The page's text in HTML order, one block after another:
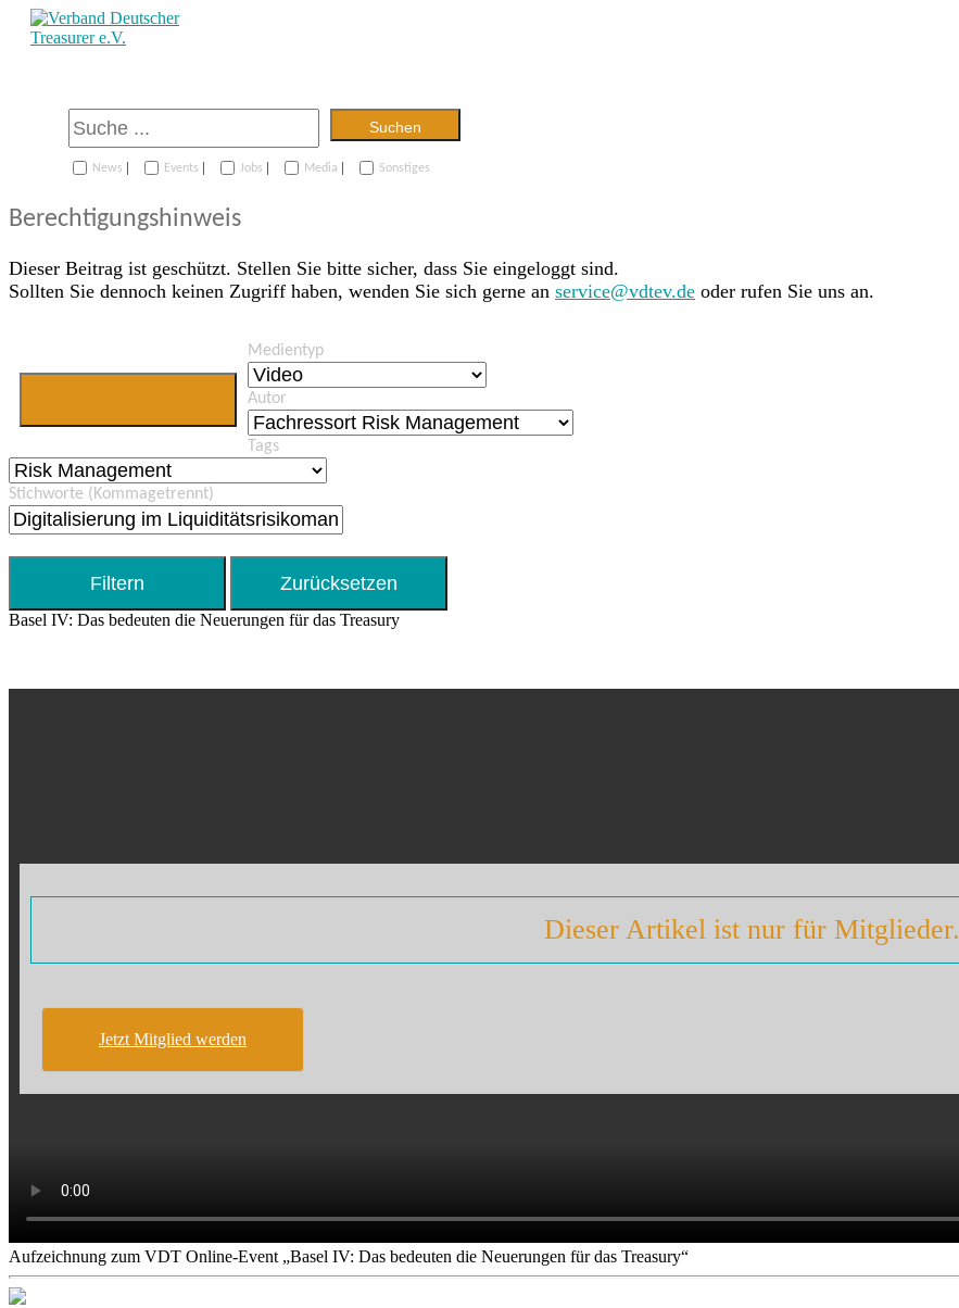
Suchen
News | Events | Jobs | Media | Sonstiges
Berechtigungshinweis
Dieser Beitrag ist geschützt. Stellen Sie bitte sicher, dass Sie eingeloggt sind.
Sollten Sie dennoch keinen Zugriff haben, wenden Sie sich gerne an service@vdtev.de oder rufen Sie uns an.
Medientyp
Autor
Tags
Stichworte (Kommagetrennt)
Basel IV: Das bedeuten die Neuerungen für das Treasury
Dieser Artikel ist nur für Mitglieder.
Jetzt Mitglied werden
Aufzeichnung zum VDT Online-Event „Basel IV: Das bedeuten die Neuerungen für das Treasury“